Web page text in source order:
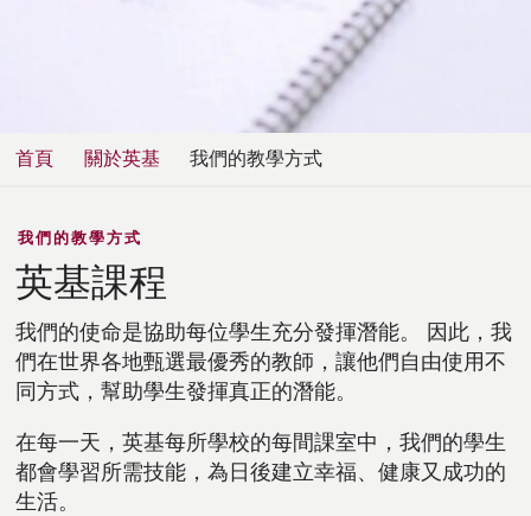
首頁 關於英基 我們的教學方式
我們的教學方式
英基課程
我們的使命是協助每位學生充分發揮潛能。 因此，我
們在世界各地甄選最優秀的教師，讓他們自由使用不
同方式，幫助學生發揮真正的潛能。
在每一天，英基每所學校的每間課室中，我們的學生
都會學習所需技能，為日後建立幸福、健康又成功的
生活。